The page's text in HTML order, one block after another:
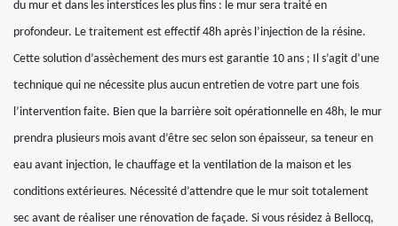
du mur et dans les interstices les plus fins : le mur sera traité en
profondeur. Le traitement est effectif 48h après l’injection de la résine.
Cette solution d’assèchement des murs est garantie 10 ans ; Il s’agit d’une
technique qui ne nécessite plus aucun entretien de votre part une fois
l’intervention faite. Bien que la barrière soit opérationnelle en 48h, le mur
prendra plusieurs mois avant d’être sec selon son épaisseur, sa teneur en
eau avant injection, le chauffage et la ventilation de la maison et les
conditions extérieures. Nécessité d’attendre que le mur soit totalement
sec avant de réaliser une rénovation de façade. Si vous résidez à Bellocq,